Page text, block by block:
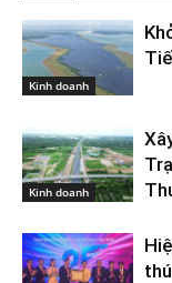
Kinh doanh
Kinh doanh